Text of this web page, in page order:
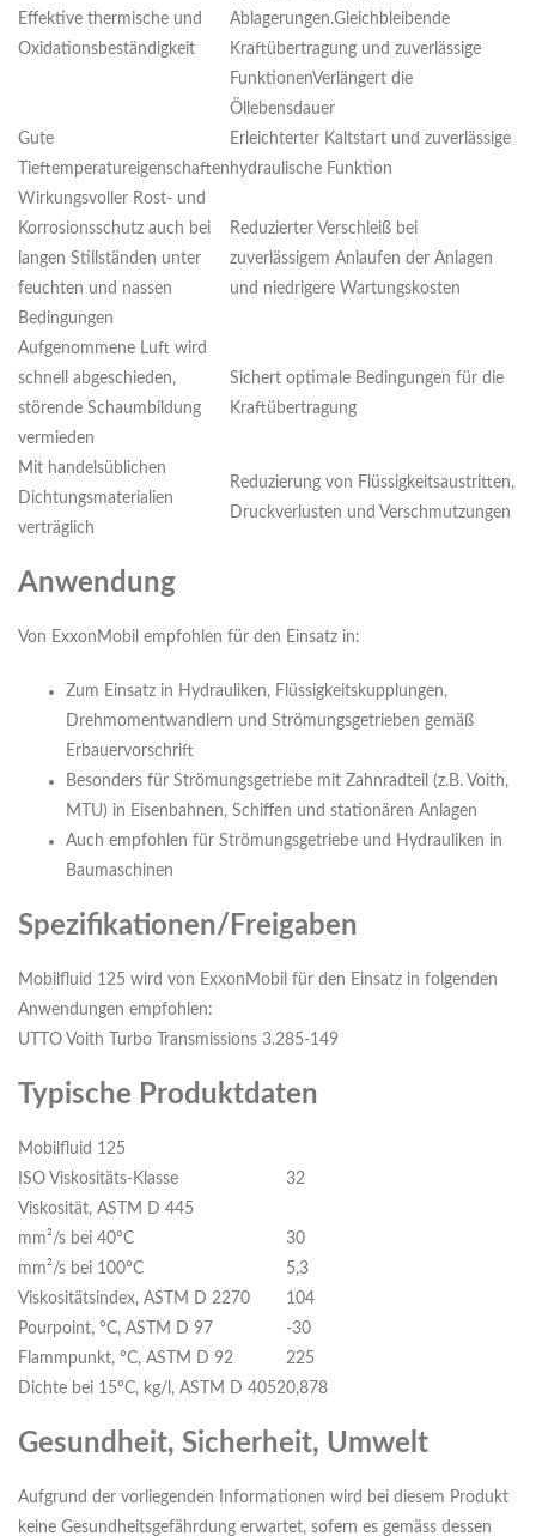
Effektive thermische und
Oxidationsbeständigkeit
Ablagerungen.Gleichbleibende
Kraftübertragung und zuverlässige
FunktionenVerlängert die
Öllebensdauer
Gute
Tieftemperatureigenschaften
Erleichterter Kaltstart und zuverlässige
hydraulische Funktion
Wirkungsvoller Rost- und
Korrosionsschutz auch bei
langen Stillständen unter
feuchten und nassen
Bedingungen
Reduzierter Verschleiß bei
zuverlässigem Anlaufen der Anlagen
und niedrigere Wartungskosten
Aufgenommene Luft wird
schnell abgeschieden,
störende Schaumbildung
vermieden
Sichert optimale Bedingungen für die
Kraftübertragung
Mit handelsüblichen
Dichtungsmaterialien
verträglich
Reduzierung von Flüssigkeitsaustritten,
Druckverlusten und Verschmutzungen
Anwendung
Von ExxonMobil empfohlen für den Einsatz in:
Zum Einsatz in Hydrauliken, Flüssigkeitskupplungen,
Drehmomentwandlern und Strömungsgetrieben gemäß
Erbauervorschrift
Besonders für Strömungsgetriebe mit Zahnradteil (z.B. Voith,
MTU) in Eisenbahnen, Schiffen und stationären Anlagen
Auch empfohlen für Strömungsgetriebe und Hydrauliken in
Baumaschinen
Spezifikationen/Freigaben
Mobilfluid 125 wird von ExxonMobil für den Einsatz in folgenden
Anwendungen empfohlen:
UTTO Voith Turbo Transmissions 3.285-149
Typische Produktdaten
Mobilfluid 125
ISO Viskositäts-Klasse
32
Viskosität, ASTM D 445
mm²/s bei 40ºC
30
mm²/s bei 100ºC
5,3
Viskositätsindex, ASTM D 2270
104
Pourpoint, ºC, ASTM D 97
-30
Flammpunkt, ºC, ASTM D 92
225
Dichte bei 15ºC, kg/l, ASTM D 40520,878
Gesundheit, Sicherheit, Umwelt
Aufgrund der vorliegenden Informationen wird bei diesem Produkt
keine Gesundheitsgefährdung erwartet, sofern es gemäss dessen